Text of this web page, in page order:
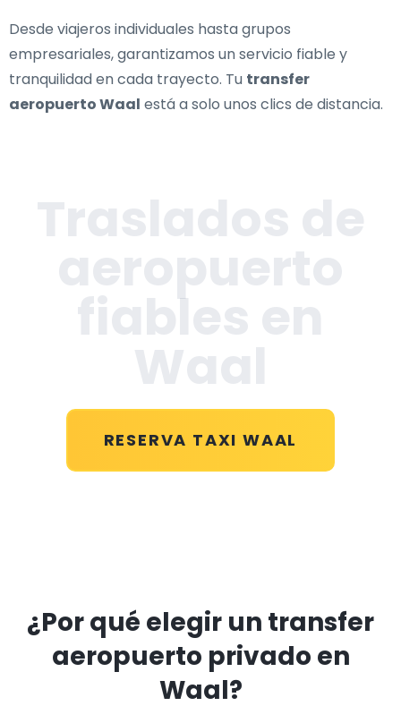
Desde viajeros individuales hasta grupos
empresariales, garantizamos un servicio fiable y
tranquilidad en cada trayecto. Tu transfer
aeropuerto Waal está a solo unos clics de distancia.
fiables en
RESERVA TAXI WAAL
¿Por qué elegir un transfer
aeropuerto privado en
Waal?